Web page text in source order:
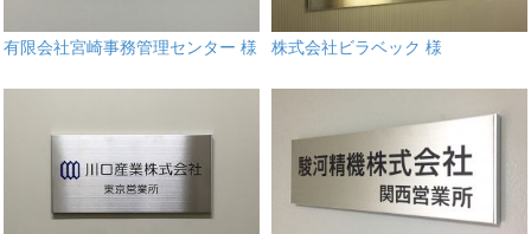
有限会社宮崎事務管理センター 様 株式会社ビラベック 様